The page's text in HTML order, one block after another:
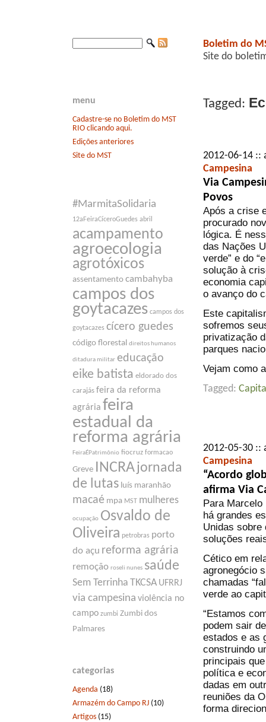
menu
Cadastre-se no Boletim do MST
RIO clicando aqui.
Edições anteriores
Site do MST
#MarmitaSolidaria
12aFeiraCíceroGuedes abril
acampamento
agroecologia
agrotóxicos
assentamento cambahyba
campos dos
goytacazes campos dos
goytacazes cícero guedes
código florestal direitos humanos
ditadura militar educação
eike batista eldorado dos
carajás feira da reforma
agrária feira
estadual da
reforma agrária
FeiraÉPatrimônio fiocruz formacao
Greve INCRA jornada
de lutas luís maranhão
macaé mpa MST mulheres
ocupação Osvaldo de
Oliveira petrobras porto
do açu reforma agrária
remoção roseli nunes saúde
Sem Terrinha TKCSA UFRRJ
via campesina violência no
campo zumbi Zumbi dos
Palmares
categorias
Agenda (18)
Armazém do Campo RJ (10)
Artigos (15)
Boletim do
Site do
Tagged:
2012-06-14
Campesina
Via
Povos
Após a crise
procurado
lógica. É
das Nações
verde” e do
solução à
economia
o avanço do
Este
sofremos
privatização
parques
Vejam como
Tagged:
2012-05-30
Campesina
“Acordo
afirma Via
Para Marcelo
há grandes
Unidas sobre
soluções
Cético em
agronegócio
chamadas
verde ao
“Estamos
podem sair
estados e as
construindo
principais
política e
dadas em
reuniões da
forma